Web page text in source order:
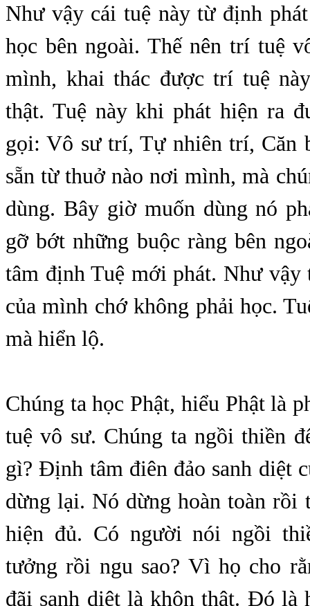
Như vậy cái tuệ này từ định
học bên ngoài. Thế nên trí tuệ
mình, khai thác được trí tuệ
thật. Tuệ này khi phát hiện ra
gọi: Vô sư trí, Tự nhiên trí, Căn
sẵn từ thuở nào nơi mình, mà
dùng. Bây giờ muốn dùng nó
gỡ bớt những buộc ràng bên
tâm định Tuệ mới phát. Như vậy
của mình chớ không phải học.
mà hiển lộ.
Chúng ta học Phật, hiểu Phật là
tuệ vô sư. Chúng ta ngồi thiền
gì? Định tâm điên đảo sanh diệt
dừng lại. Nó dừng hoàn toàn rồi
hiện đủ. Có người nói ngồi
tưởng rồi ngu sao? Vì họ cho
đãi sanh diệt là khôn thật. Đó là